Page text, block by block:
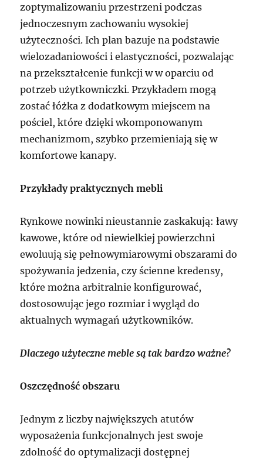
zoptymalizowaniu przestrzeni podczas
jednoczesnym zachowaniu wysokiej
użyteczności. Ich plan bazuje na podstawie
wielozadaniowości i elastyczności, pozwalając
na przekształcenie funkcji w w oparciu od
potrzeb użytkowniczki. Przykładem mogą
zostać łóżka z dodatkowym miejscem na
pościel, które dzięki wkomponowanym
mechanizmom, szybko przemieniają się w
komfortowe kanapy.
Przykłady praktycznych mebli
Rynkowe nowinki nieustannie zaskakują: ławy
kawowe, które od niewielkiej powierzchni
ewoluują się pełnowymiarowymi obszarami do
spożywania jedzenia, czy ścienne kredensy,
które można arbitralnie konfigurować,
dostosowując jego rozmiar i wygląd do
aktualnych wymagań użytkowników.
Dlaczego użyteczne meble są tak bardzo ważne?
Oszczędność obszaru
Jednym z liczby największych atutów
wyposażenia funkcjonalnych jest swoje
zdolność do optymalizacji dostępnej